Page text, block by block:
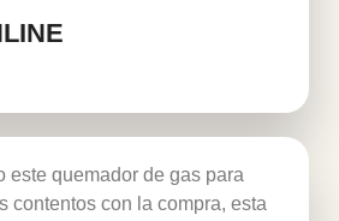
este quemador de gas para
contentos con la compra, esta